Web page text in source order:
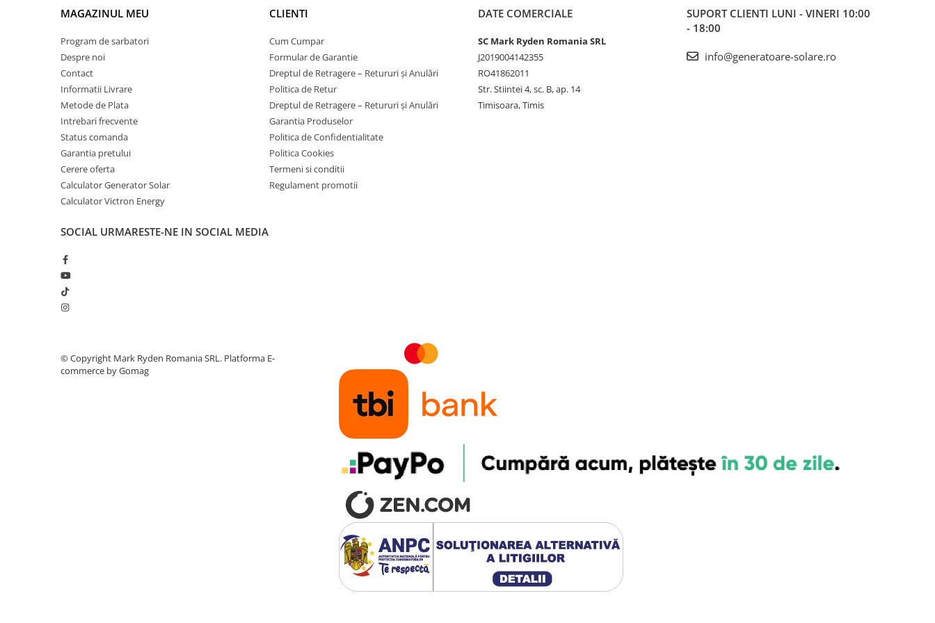
Statii de incarcare vehicule
UPS Centrale Termice
Stabilizatoare Tensiune
Scule si aparate
Instrumente de masura
Anemometre
Clampmetre
Detectoare
Tahometre
Termometre
Multimetre de Banc
MAGAZINUL MEU
Program de sarbatori
Despre noi
Contact
Informatii Livrare
Metode de Plata
Intrebari frecvente
Status comanda
Garantia pretului
Cerere oferta
Calculator Generator Solar
Calculator Victron Energy
CLIENTI
Cum Cumpar
Formular de Garantie
Dreptul de Retragere – Retururi și Anulări
Politica de Retur
Dreptul de Retragere – Retururi și Anulări
Garantia Produselor
Politica de Confidentialitate
Politica Cookies
Termeni si conditii
Regulament promotii
DATE COMERCIALE
SC Mark Ryden Romania SRL
J2019004142355
RO41862011
Str. Stiintei 4, sc. B, ap. 14
Timisoara, Timis
SUPORT CLIENTI LUNI - VINERI 10:00
- 18:00
info@generatoare-solare.ro
SOCIAL URMARESTE-NE IN SOCIAL MEDIA
©️ Copyright Mark Ryden Romania SRL. Platforma E-
commerce by Gomag